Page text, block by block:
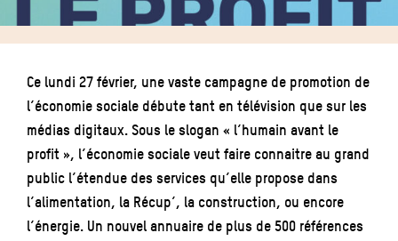
Ce lundi 27 février, une vaste campagne de promotion de
l’économie sociale débute tant en télévision que sur les
médias digitaux. Sous le slogan « l’humain avant le
profit », l’économie sociale veut faire connaitre au grand
public l’étendue des services qu’elle propose dans
l’alimentation, la Récup’, la construction, ou encore
l’énergie. Un nouvel annuaire de plus de 500 références